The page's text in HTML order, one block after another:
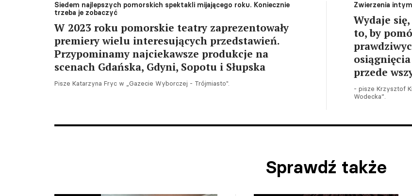
Siedem najlepszych pomorskich spektakli mijającego roku. Koniecznie
trzeba je zobaczyć
W 2023 roku pomorskie teatry zaprezentowały
premiery wielu interesujących przedstawień.
Przypominamy najciekawsze produkcje na
scenach Gdańska, Gdyni, Sopotu i Słupska
Pisze Katarzyna Fryc w „Gazecie Wyborczej - Trójmiasto".
Zwierzenia
Wydaje
to, by
przede
- pisze Krzysztof
Wodecka”.
Sprawdź także